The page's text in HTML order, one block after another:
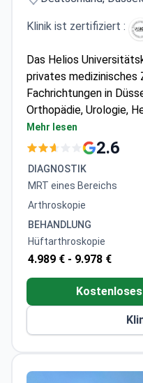
Klinik ist zertifiziert :
Das Helios
privates medizinisches
Fachrichtungen in
Orthopädie, Urologie,
Allgemeinchirurgie
behandelt sowohl
Staaten, dem Balkan
Arabischen Liga besucht.
Mehr lesen
2.6
DIAGNOSTIK
MRT eines Bereichs
Arthroskopie
BEHANDLUNG
Hüftarthroskopie
4.989 € - 9.978 €